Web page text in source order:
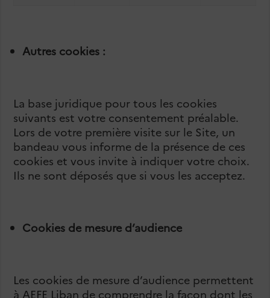
Autres cookies :
La base juridique pour tous les cookies
suivants est votre consentement préalable.
Lors de votre première visite sur le Site, un
bandeau vous informe de la présence de ces
cookies et vous invite à indiquer votre choix.
Ils ne sont déposés que si vous les acceptez.
Cookies de mesure d’audience
Les cookies de mesure d’audience permettent
à AEFE Liban de comprendre la façon dont les